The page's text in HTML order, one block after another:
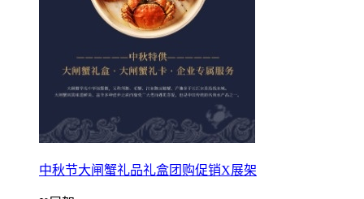
中秋节大闸蟹礼品礼盒团购促销X展架